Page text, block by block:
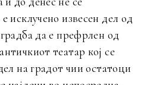
исклучено извесен дел од
да е префрлен од
театар кој се
на градот чии остатоци